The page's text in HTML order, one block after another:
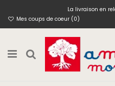
La livraison en
Mes coups de coeur (0)